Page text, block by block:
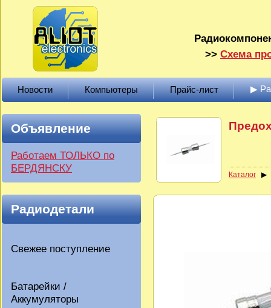
>> Схема
Новости Компьютеры Прайс-лист ▶
Объявление
Работаем ТОЛЬКО по
БЕРДЯНСКУ
Радиодетали
Свежее поступление
Батарейки /
Аккумуляторы
Каталог